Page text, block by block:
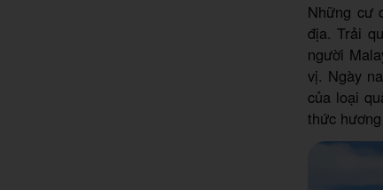
Những cư
địa. Trải
người
vị. Ngày
của loại
thức